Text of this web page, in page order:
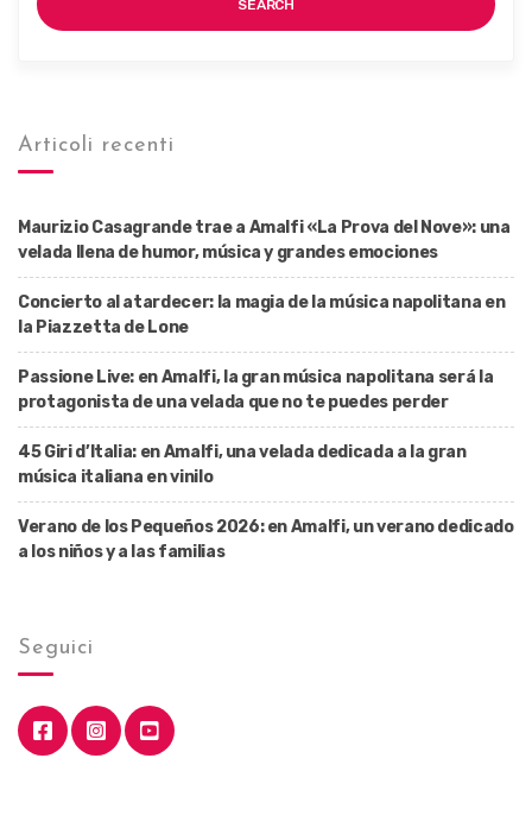
SEARCH
Articoli recenti
Maurizio Casagrande trae a Amalfi «La Prova del Nove»: una
velada llena de humor, música y grandes emociones
Concierto al atardecer: la magia de la música napolitana en
la Piazzetta de Lone
Passione Live: en Amalfi, la gran música napolitana será la
protagonista de una velada que no te puedes perder
45 Giri d’Italia: en Amalfi, una velada dedicada a la gran
música italiana en vinilo
Verano de los Pequeños 2026: en Amalfi, un verano dedicado
a los niños y a las familias
Seguici